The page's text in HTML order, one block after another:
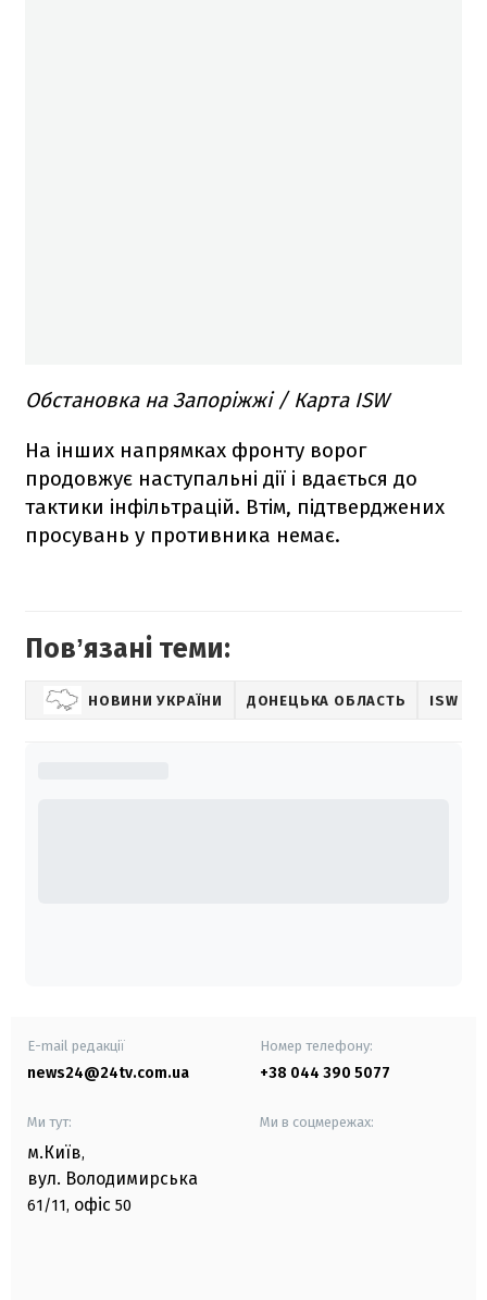
Обстановка на Запоріжжі / Карта ISW
На інших напрямках фронту ворог
продовжує наступальні дії і вдається до
тактики інфільтрацій. Втім, підтверджених
просувань у противника немає.
Повʼязані теми:
НОВИНИ УКРАЇНИ ДОНЕЦЬКА ОБЛАСТЬ ISW
E-mail редакції
news24@24tv.com.ua
Номер телефону:
+38 044 390 5077
Ми тут:
м.Київ,
вул. Володимирська
61/11, офіс 50
Ми в соцмережах: